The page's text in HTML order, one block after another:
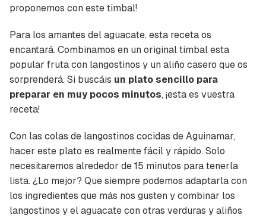
proponemos con este timbal!
Para los amantes del aguacate, esta receta os
encantará. Combinamos en un original timbal esta
popular fruta con langostinos y un aliño casero que os
sorprenderá. Si buscáis un plato sencillo para
preparar en muy pocos minutos, ¡esta es vuestra
receta!
Con las colas de langostinos cocidas de Aguinamar,
hacer este plato es realmente fácil y rápido. Solo
necesitaremos alrededor de 15 minutos para tenerla
lista. ¿Lo mejor? Que siempre podemos adaptarla con
los ingredientes que más nos gusten y combinar los
langostinos y el aguacate con otras verduras y aliños